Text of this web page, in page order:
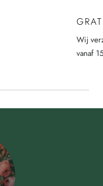
Wij
vanaf